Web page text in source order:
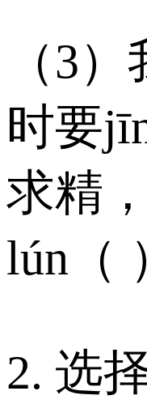
（3
时要
求精
lún（
2. 选